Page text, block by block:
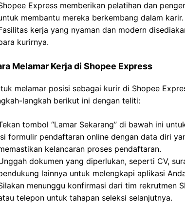
Express memberikan pelatihan dan
membantu mereka berkembang dalam karir.
kerja yang nyaman dan modern
kurirnya.
Melamar Kerja di Shopee Express
melamar posisi sebagai kurir di Shopee
langkah berikut ini dengan teliti:
tombol “Lamar Sekarang” di bawah ini
formulir pendaftaran online dengan data diri
kelancaran proses pendaftaran.
dokumen yang diperlukan, seperti CV,
lainnya untuk melengkapi aplikasi
menunggu konfirmasi dari tim rekrutmen
telepon untuk tahapan seleksi selanjutnya.